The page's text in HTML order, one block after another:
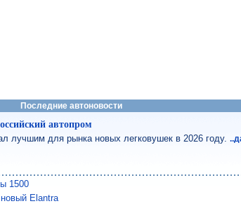
Последние автоновости
автопром
лучшим для рынка новых легковушек в 2026 году.
1500
Elantra